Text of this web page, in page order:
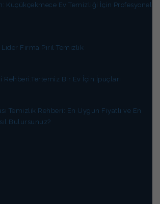
Küçükçekmece Ev Temizliği İçin Profesyonel
Firma Pırıl Temizlik
Rehberi:Tertemiz Bir Ev İçin İpuçları
Temizlik Rehberi: En Uygun Fiyatlı ve En
Bulursunuz?